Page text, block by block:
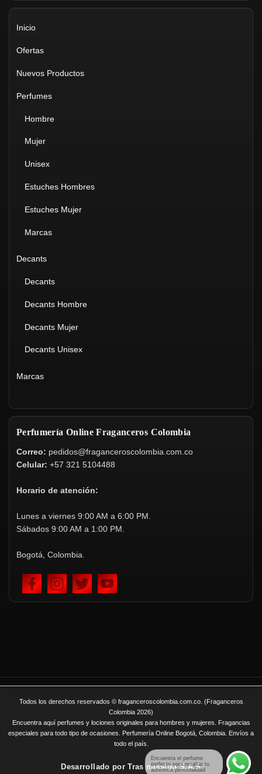
Inicio
Ofertas
Nuevos Productos
Perfumes
Hombre
Mujer
Unisex
Estuches Hombres
Estuches Mujer
Marcas
Decants
Decants
Decants Hombre
Decants Mujer
Decants Unisex
Marcas
Perfumería Online Fraganceros Colombia
Correo: pedidos@fraganceroscolombia.com.co
Celular: +57 321 5104488
Horario de atención:
Lunes a viernes 9:00 AM a 6:00 PM.
Sábados 9:00 AM a 1:00 PM.
Bogotá, Colombia.
Encuentra el perfume
perfecto para resaltar tu
auténtica personalidad
Todos los derechos reservados © fraganceroscolombia.com.co. (Fraganceros
Colombia 2026)
Encuentra aquí perfumes y lociones originales para hombres y mujeres. Fragancias
especiales para todo tipo de ocasiones. Perfumería Online Bogotá, Colombia. Envíos a
todo el país.
Desarrollado porTras mission S.A.S